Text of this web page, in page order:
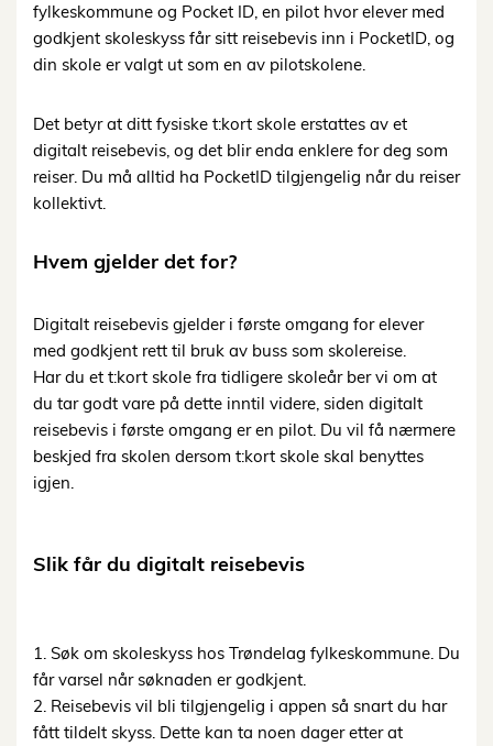
fylkeskommune og Pocket ID, en pilot hvor elever med
godkjent skoleskyss får sitt reisebevis inn i PocketID, og
din skole er valgt ut som en av pilotskolene.
Det betyr at ditt fysiske t:kort skole erstattes av et
digitalt reisebevis, og det blir enda enklere for deg som
reiser. Du må alltid ha PocketID tilgjengelig når du reiser
kollektivt.
Hvem gjelder det for?
Digitalt reisebevis gjelder i første omgang for elever
med godkjent rett til bruk av buss som skolereise.
Har du et t:kort skole fra tidligere skoleår ber vi om at
du tar godt vare på dette inntil videre, siden digitalt
reisebevis i første omgang er en pilot. Du vil få nærmere
beskjed fra skolen dersom t:kort skole skal benyttes
igjen.
Slik får du digitalt reisebevis
1. Søk om skoleskyss hos Trøndelag fylkeskommune. Du
får varsel når søknaden er godkjent.
2. Reisebevis vil bli tilgjengelig i appen så snart du har
fått tildelt skyss. Dette kan ta noen dager etter at